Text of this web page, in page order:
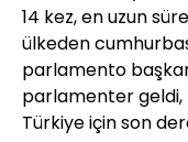
14 kez, en uzun
ülkeden
parlamento
parlamenter geldi,
Türkiye için son